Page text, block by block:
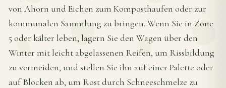
von Ahorn und Eichen zum Komposthaufen oder zur
kommunalen Sammlung zu bringen. Wenn Sie in Zone
5 oder kälter leben, lagern Sie den Wagen über den
Winter mit leicht abgelassenen Reifen, um Rissbildung
zu vermeiden, und stellen Sie ihn auf einer Palette oder
auf Blöcken ab, um Rost durch Schneeschmelze zu